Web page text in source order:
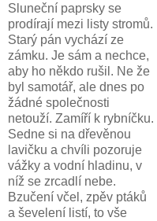
Sluneční paprsky se
prodírají mezi listy stromů.
Starý pán vychází ze
zámku. Je sám a nechce,
aby ho někdo rušil. Ne že
byl samotář, ale dnes po
žádné společnosti
netouží. Zamíří k rybníčku.
Sedne si na dřevěnou
lavičku a chvíli pozoruje
vážky a vodní hladinu, v
níž se zrcadlí nebe.
Bzučení včel, zpěv ptáků
a ševelení listí, to vše